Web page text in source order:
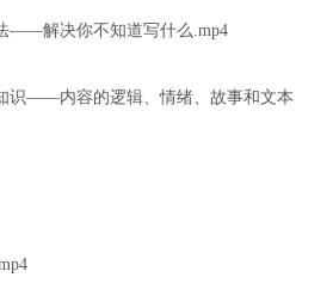
——解决你不知道写什么.mp4
识——内容的逻辑、情绪、故事和文本